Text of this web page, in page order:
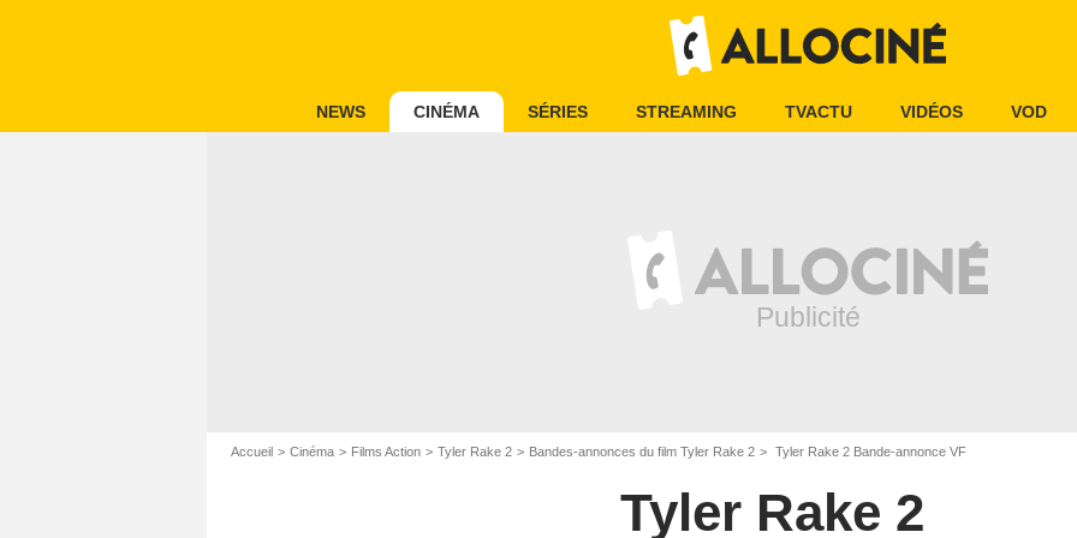
NEWS CINÉMA SÉRIES STREAMING TVACTU VIDÉOS VOD
Accueil Cinéma Films Action Tyler Rake 2 Bandes-annonces du film Tyler Rake 2 Tyler Rake 2 Bande-annonce VF
Tyler Rake 2